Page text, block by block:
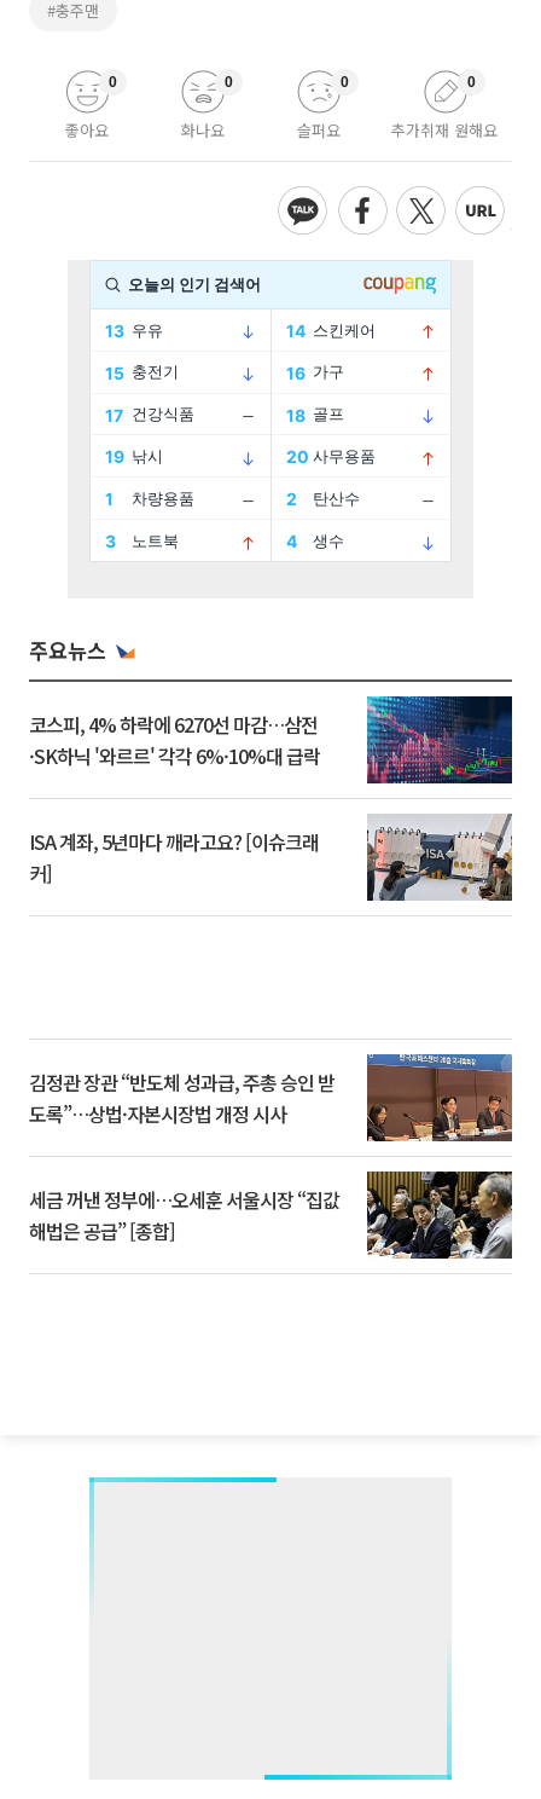
#충주맨
좋아요
0
화나요
0
슬퍼요
0
추가취재 원해요
0
주요뉴스
코스피, 4% 하락에 6270선 마감…삼전
·SK하닉 '와르르' 각각 6%·10%대 급락
ISA 계좌, 5년마다 깨라고요? [이슈크래
커]
김정관 장관 “반도체 성과급, 주총 승인 받
도록”…상법·자본시장법 개정 시사
세금 꺼낸 정부에…오세훈 서울시장 “집값
해법은 공급” [종합]